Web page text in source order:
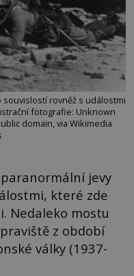
rovněž s událostmi
fotografie: Unknown
domain, via Wikimedia
jevy
které zde
Nedaleko mostu
z období
války (1937-